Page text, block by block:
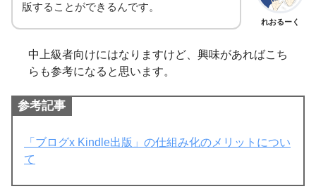
れおるーく
版することができるんです。
中上級者向けにはなりますけど、興味があればこち
らも参考になると思います。
参考記事
「ブログx Kindle出版」の仕組み化のメリットについ
て